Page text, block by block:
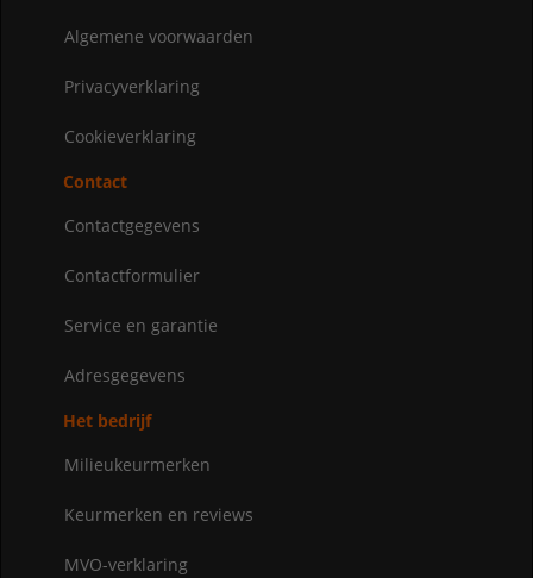
Algemene voorwaarden
Privacyverklaring
Cookieverklaring
Contact
Contactgegevens
Contactformulier
Service en garantie
Adresgegevens
Het bedrijf
Milieukeurmerken
Keurmerken en reviews
MVO-verklaring